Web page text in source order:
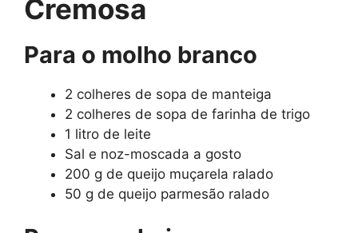
Cremosa
Para o molho branco
2 colheres de sopa de manteiga
2 colheres de sopa de farinha de trigo
1 litro de leite
Sal e noz-moscada a gosto
200 g de queijo muçarela ralado
50 g de queijo parmesão ralado